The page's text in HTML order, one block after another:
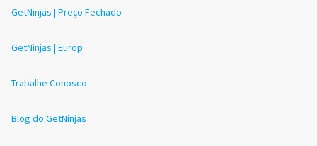
GetNinjas | Preço Fechado
GetNinjas | Europ
Trabalhe Conosco
Blog do GetNinjas